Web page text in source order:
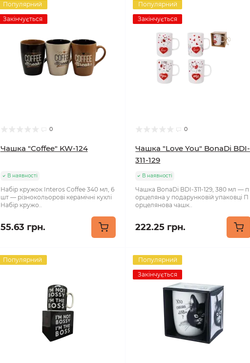
Популярний
Закінчується
0
Чашка "Coffee" KW-124
В наявності
Набір кружок Interos Coffee 340 мл, 6
шт — різнокольорові керамічні кухлі
Набір кружо..
55.63 грн.
Популярний
Закінчується
0
Чашка "Love You" BonaDi BDI-
311-129
В наявності
Чашка BonaDi BDI-311-129, 380 мл — п
орцеляна у подарунковій упаковці П
орцелянова чашк..
222.25 грн.
Популярний
Популярний
Закінчується